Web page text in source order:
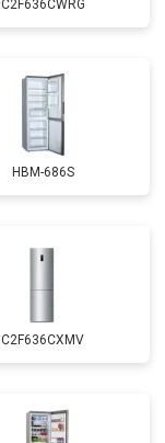
C2F636CWRG
HBM-686S
C2F636CXMV